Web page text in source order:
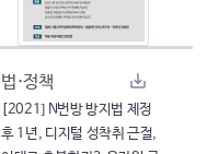
법·정책
[2021] N번방 방지법 제정
후 1년, 디지털 성착취 근절,